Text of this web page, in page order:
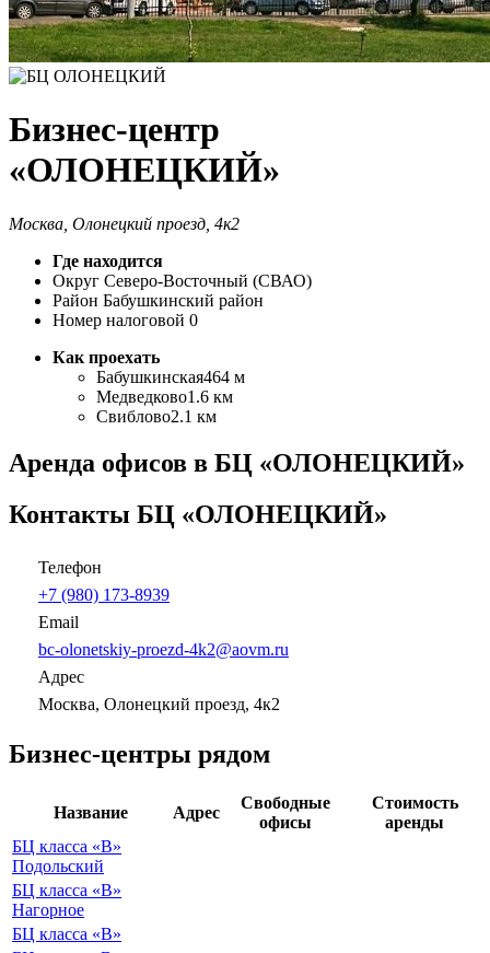
Бизнес-центр
«ОЛОНЕЦКИЙ»
Москва, Олонецкий проезд, 4к2
Где находится
Округ Северо-Восточный (СВАО)
Район Бабушкинский район
Номер налоговой 0
Как проехать
Бабушкинская464 м
Медведково1.6 км
Свиблово2.1 км
Аренда офисов в БЦ «ОЛОНЕЦКИЙ»
Контакты БЦ «ОЛОНЕЦКИЙ»
Телефон
+7 (980) 173-8939
Email
bc-olonetskiy-proezd-4k2@aovm.ru
Адрес
Москва, Олонецкий проезд, 4к2
Бизнес-центры рядом
Название Адрес
Свободные
офисы
Стоимость
аренды
БЦ класса «B»
Подольский
БЦ класса «B»
Нагорное
БЦ класса «B»